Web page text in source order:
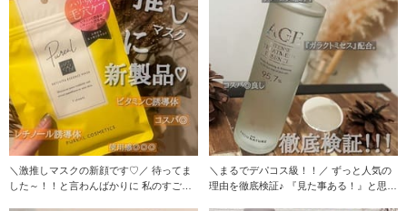
＼激推しマスクの新顔です♡／ 待ってま
した～！！と言わんばかりに 私のすごく
＼まるでデパコス級！！／ ずっと人気の
理由を徹底検証♪ 『見た事ある！』と思わ